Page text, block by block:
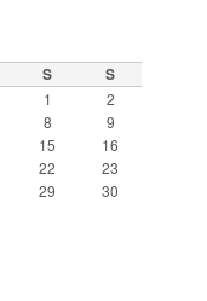
S S
1
2
8
9
15
16
22
23
29
30